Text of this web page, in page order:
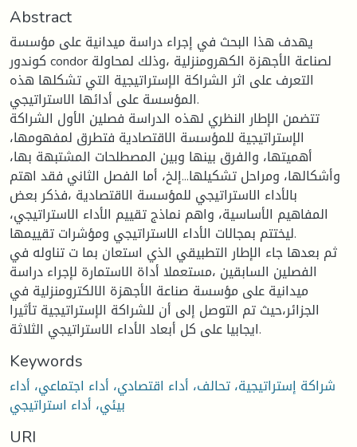
Abstract
يهدف هذا البحث في إجراء دراسة ميدانية على مؤسسة
كوندور condor لصناعة الأجهزة الكهرومنزلية ،وذلك لمحاولة
التعرف على اثر الشراكة الإستراتيجية التي تشكلها هذه
المؤسسة على أدائها الاستراتيجي.
تتضمن الإطار النظري لهذه الدراسة فصلين الأول الشراكة
الإستراتيجية للمؤسسة الاقتصادية فتطرق لمفهومها،
أهميتها، والفرق بينها وبين المصطلحات المشتبهة بها،
وأشكالها، ومراحل تشكيلها...إلخ، أما الفصل الثاني فقد اهتم
بالأداء الاستراتيجي للمؤسسة الاقتصادية ،فذكر بعض
المفاهيم الأساسية، واهم نماذج تقييم الأداء الاستراتيجي،
ليختتم بمجالات الأداء الاستراتيجي ومؤشرات تقييمها.
ثم بعدها جاء الإطار التطبيقي الذي استعان بما ت تناوله في
الفصلين السابقين ،مستعملا أداة الاستمارة لإجراء دراسة
ميدانية على مؤسسة صناعة الأجهزة الالكترومنزلية في
الجزائر،حيث تم التوصل إلى أن للشراكة الإستراتيجية تأثيرا
ايجابيا على كل أبعاد الأداء الاستراتيجي الثلاثة.
Keywords
شراكة إستراتيجية، تحالف، أداء اقتصادي، أداء اجتماعي، أداء
بيئي، أداء استراتيجي
URI